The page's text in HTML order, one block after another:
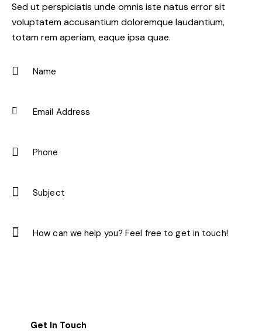
Sed ut perspiciatis unde omnis iste natus error sit
voluptatem accusantium doloremque laudantium,
totam rem aperiam, eaque ipsa quae.